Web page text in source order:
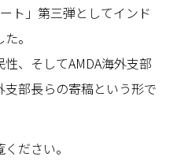
ト」第三弾としてインド
。
、そしてAMDA海外支部
部長らの寄稿という形で
ださい。